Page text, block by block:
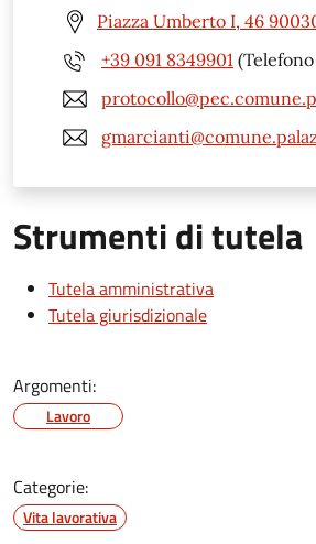
Piazza Umberto I, 46
+39 091 8349901
Strumenti di tutela
Tutela amministrativa
Tutela giurisdizionale
Argomenti:
Lavoro
Categorie:
Vita lavorativa